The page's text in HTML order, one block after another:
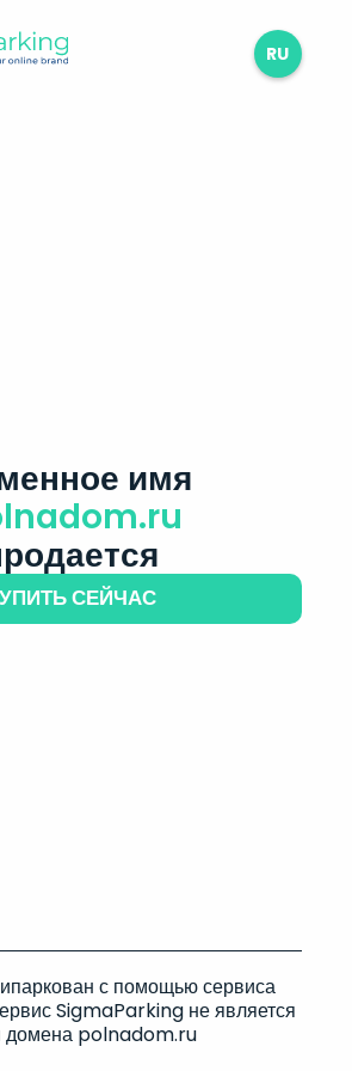
RU
имя
СЕЙЧАС
с помощью сервиса
SigmaParking не является
домена polnadom.ru